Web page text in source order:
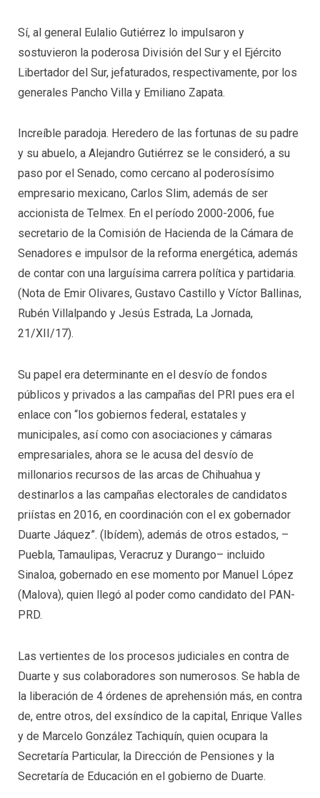
Sí, al general Eulalio Gutiérrez lo impulsaron y
sostuvieron la poderosa División del Sur y el Ejército
Libertador del Sur, jefaturados, respectivamente, por los
generales Pancho Villa y Emiliano Zapata.
Increíble paradoja. Heredero de las fortunas de su padre
y su abuelo, a Alejandro Gutiérrez se le consideró, a su
paso por el Senado, como cercano al poderosísimo
empresario mexicano, Carlos Slim, además de ser
accionista de Telmex. En el período 2000-2006, fue
secretario de la Comisión de Hacienda de la Cámara de
Senadores e impulsor de la reforma energética, además
de contar con una larguísima carrera política y partidaria.
(Nota de Emir Olivares, Gustavo Castillo y Víctor Ballinas,
Rubén Villalpando y Jesús Estrada, La Jornada,
21/XII/17).
Su papel era determinante en el desvío de fondos
públicos y privados a las campañas del PRI pues era el
enlace con “los gobiernos federal, estatales y
municipales, así como con asociaciones y cámaras
empresariales, ahora se le acusa del desvío de
millonarios recursos de las arcas de Chihuahua y
destinarlos a las campañas electorales de candidatos
priístas en 2016, en coordinación con el ex gobernador
Duarte Jáquez”. (Ibídem), además de otros estados, –
Puebla, Tamaulipas, Veracruz y Durango– incluido
Sinaloa, gobernado en ese momento por Manuel López
(Malova), quien llegó al poder como candidato del PAN-
PRD.
Las vertientes de los procesos judiciales en contra de
Duarte y sus colaboradores son numerosos. Se habla de
la liberación de 4 órdenes de aprehensión más, en contra
de, entre otros, del exsíndico de la capital, Enrique Valles
y de Marcelo González Tachiquín, quien ocupara la
Secretaría Particular, la Dirección de Pensiones y la
Secretaría de Educación en el gobierno de Duarte.